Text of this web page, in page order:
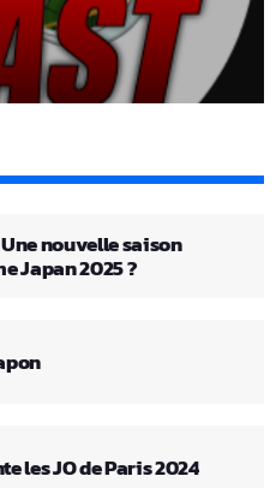
nouvelle saison
Japan 2025 ?
les JO de Paris 2024